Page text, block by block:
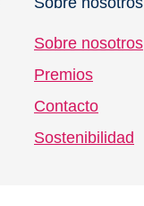
Sobre nosotros
Premios
Contacto
Sostenibilidad